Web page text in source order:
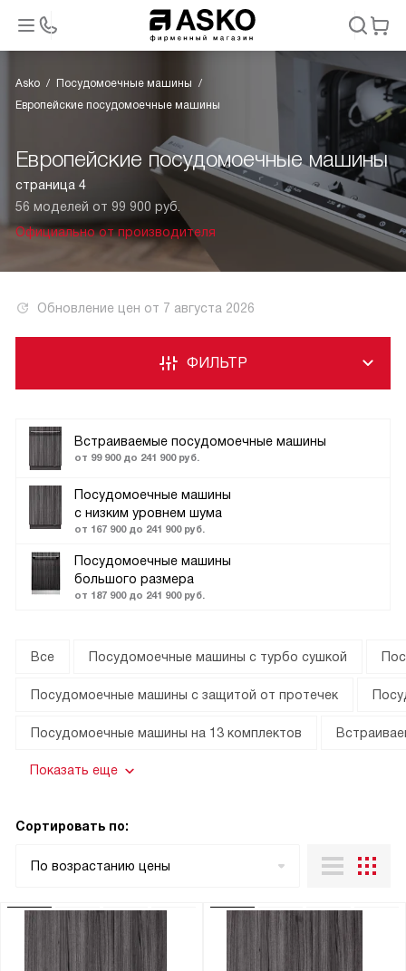
Asko
Посудомоечные машины
Европейские посудомоечные машины
Европейские посудомоечные машины
страница 4
56 моделей от 99 900 руб.
Официально от производителя
Обновление цен от 7 августа 2026
Встраиваемые посудомоечные машины
от 99 900 до 241 900 руб.
Посудомоечные машины
с низким уровнем шума
от 167 900 до 241 900 руб.
Посудомоечные машины
большого размера
от 187 900 до 241 900 руб.
ФИЛЬТР
Все Посудомоечные машины с турбо сушкой
Посудомоечные машины с защитой от протечек
Посудомоечные машины на 13 комплектов
Показать еще
Сортировать по:
По возрастанию цены